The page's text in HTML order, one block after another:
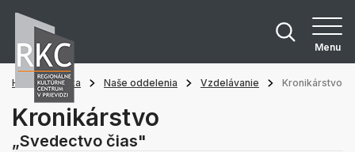
Menu
Hlavná stránka Naše oddelenia Vzdelávanie Kronikárstvo
Kronikárstvo
„Svedectvo čias"